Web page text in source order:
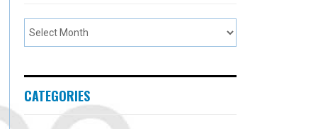
CATEGORIES